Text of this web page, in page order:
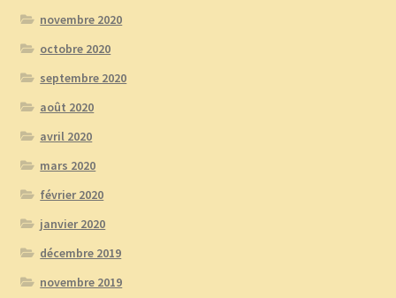
novembre 2020
octobre 2020
septembre 2020
août 2020
avril 2020
mars 2020
février 2020
janvier 2020
décembre 2019
novembre 2019